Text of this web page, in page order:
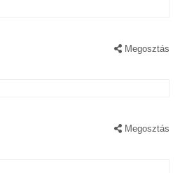
Megosztás
Megosztás